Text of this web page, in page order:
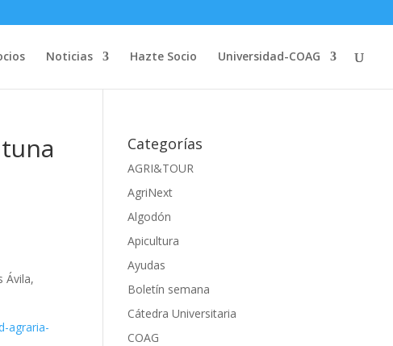
Noticias Hazte Socio Universidad-COAG
Ávila,
agraria-
Categorías
AGRI&TOUR
AgriNext
Algodón
Apicultura
Ayudas
Boletín semana
Cátedra Universitaria
COAG